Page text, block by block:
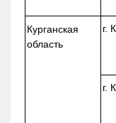
Курганская
область
г.
г.